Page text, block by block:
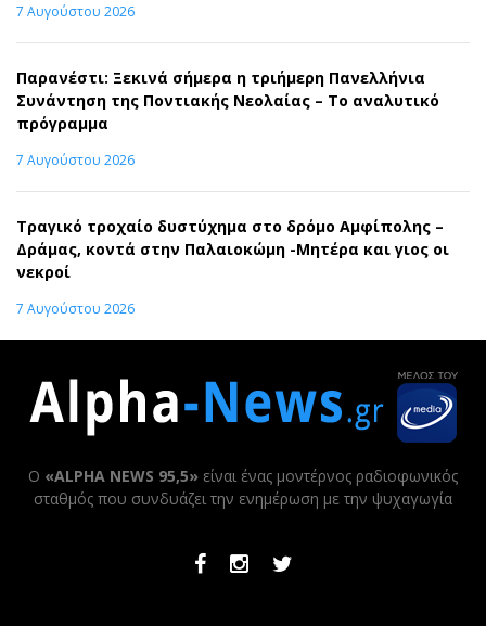
7 Αυγούστου 2026
Παρανέστι: Ξεκινά σήμερα η τριήμερη Πανελλήνια
Συνάντηση της Ποντιακής Νεολαίας – Το αναλυτικό
πρόγραμμα
7 Αυγούστου 2026
Τραγικό τροχαίο δυστύχημα στο δρόμο Αμφίπολης –
Δράμας, κοντά στην Παλαιοκώμη -Μητέρα και γιος οι
νεκροί
7 Αυγούστου 2026
Ο «ALPHA NEWS 95,5» είναι ένας μοντέρνος ραδιοφωνικός
σταθμός που συνδυάζει την ενημέρωση με την ψυχαγωγία
FacebookInstagramTwitter